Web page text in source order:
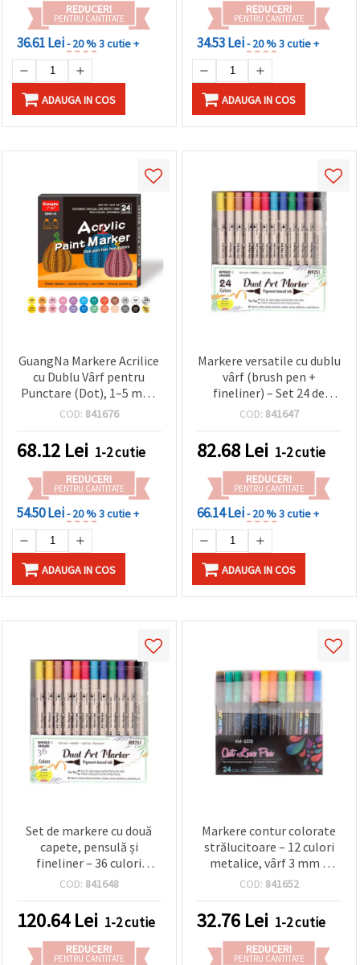
REDUCERI
PENTRU CANTITATE
36.61 Lei- 20 %3 cutie +
ADAUGA IN COS
REDUCERI
PENTRU CANTITATE
34.53 Lei- 20 %3 cutie +
ADAUGA IN COS
GuangNa Markere Acrilice
cu Dublu Vârf pentru
Punctare (Dot), 1–5 mm,
Set 12 buc., 24 culori
COD: 841676
68.12 Lei 1-2 cutie
REDUCERI
PENTRU CANTITATE
54.50 Lei- 20 %3 cutie +
ADAUGA IN COS
Markere versatile cu dublu
vârf (brush pen +
fineliner) – Set 24 de
culori vibrante – ideale
caligrafie și proiecte
artistice DIY
COD: 841647
82.68 Lei 1-2 cutie
REDUCERI
PENTRU CANTITATE
66.14 Lei- 20 %3 cutie +
ADAUGA IN COS
Set de markere cu două
capete, pensulă și
fineliner – 36 culori
vibrante
COD: 841648
120.64Lei 1-2 cutie
REDUCERI
PENTRU CANTITATE
Markere contur colorate
strălucitoare – 12 culori
metalice, vârf 3 mm –
perfecte pentru lettering,
DIY artistice
COD: 841652
32.76 Lei 1-2 cutie
REDUCERI
PENTRU CANTITATE